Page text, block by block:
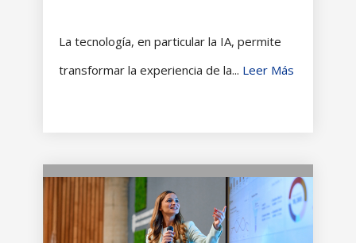
La tecnología, en particular la IA, permite
transformar la experiencia de la... Leer Más